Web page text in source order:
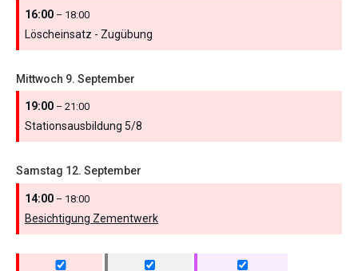
16:00 – 18:00
Löscheinsatz - Zugübung
Mittwoch 9. September
19:00 – 21:00
Stationsausbildung 5/8
Samstag 12. September
14:00 – 18:00
Besichtigung Zementwerk